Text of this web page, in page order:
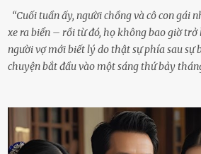
tôi giật mình. Và rồi, một chuyện kinh...
“Cuối tuần ấy, người chồng và cô con gái
xe ra biển – rồi từ đó, họ không bao giờ trở
người vợ mới biết lý do thật sự phía sau sự
chuyện bắt đầu vào một sáng thứ bảy
không kém. Ông Minh, vốn là một người
hôm ấy lại đặc biệt vui vẻ. Ông chuẩn bị
cùng cô con gái 8 tuổi tên Thảo. “Em ở